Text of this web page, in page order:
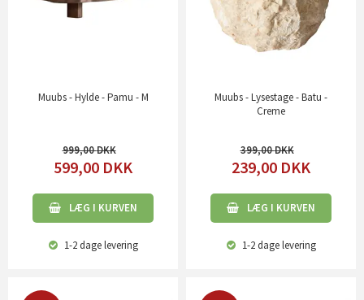
Muubs - Hylde - Pamu - M
999,00
599,00 DKK
LÆG I KURVEN
1-2 dagelevering
Muubs - Lysestage - Batu -
Creme
399,00
239,00 DKK
LÆG I KURVEN
1-2 dagelevering